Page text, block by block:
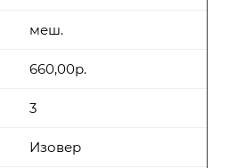
меш.
660,00р.
3
Изовер